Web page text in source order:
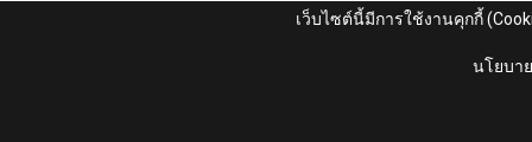
เว็บไซต์นี้มีการใช้งานคุกกี้
นโยบา